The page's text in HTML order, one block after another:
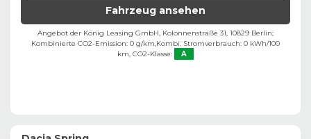
Fahrzeug ansehen
Angebot der König Leasing GmbH, Kolonnenstraße 31, 10829 Berlin;
Kombinierte CO2-Emission: 0 g/km,Kombi. Stromverbrauch: 0 kWh/100
km, CO2-Klasse: A